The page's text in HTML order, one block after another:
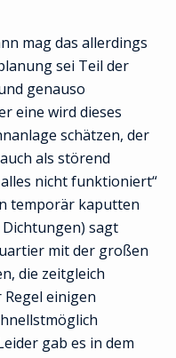
mag das allerdings
sei Teil der
genauso
eine wird dieses
schätzen, der
als störend
alles nicht funktioniert“
temporär kaputten
sagt
mit der großen
die zeitgleich
einigen
gab es in dem